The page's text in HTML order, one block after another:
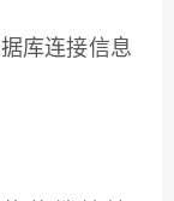
库连接信息